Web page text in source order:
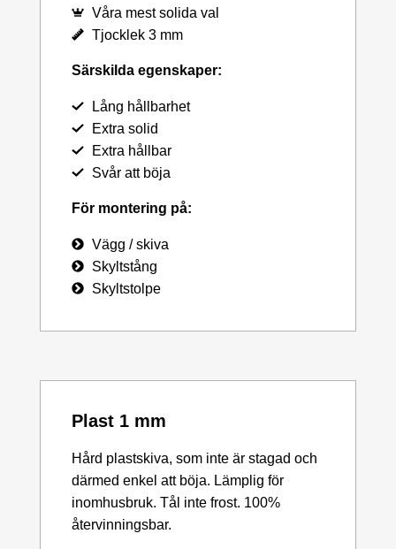
Våra mest solida val
Tjocklek 3 mm
Särskilda egenskaper:
Lång hållbarhet
Extra solid
Extra hållbar
Svår att böja
För montering på:
Vägg / skiva
Skyltstång
Skyltstolpe
Plast 1 mm
Hård plastskiva, som inte är stagad och
därmed enkel att böja. Lämplig för
inomhusbruk. Tål inte frost. 100%
återvinningsbar.